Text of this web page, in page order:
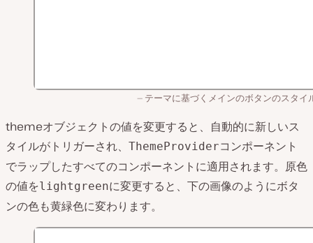
テーマに基づくメインのボタンのスタイ
themeオブジェクトの値を変更すると、自動的に新しいス
タイルがトリガーされ、 ThemeProviderコンポーネント
でラップしたすべてのコンポーネントに適用されます。原色
の値をlightgreenに変更すると、下の画像のようにボタ
ンの色も黄緑色に変わります。